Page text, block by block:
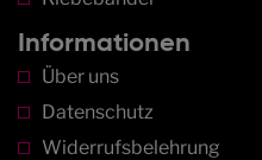
Informationen
Über uns
Datenschutz
Widerrufsbelehrung